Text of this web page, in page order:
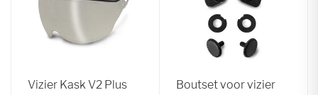
Vizier Kask V2 Plus
Boutset voor vizier